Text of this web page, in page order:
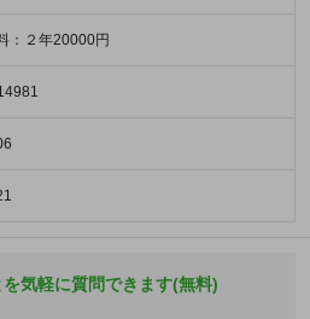
：２年20000円
気軽に質問できます(無料)